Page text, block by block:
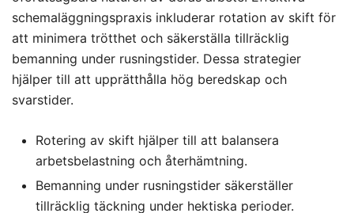
schemaläggningspraxis inkluderar rotation av skift för
att minimera trötthet och säkerställa tillräcklig
bemanning under rusningstider. Dessa strategier
hjälper till att upprätthålla hög beredskap och
svarstider.
Rotering av skift hjälper till att balansera
arbetsbelastning och återhämtning.
Bemanning under rusningstider säkerställer
tillräcklig täckning under hektiska perioder.